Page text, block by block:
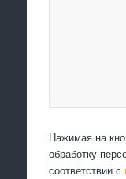
Нажимая на
обработку
соответствии с